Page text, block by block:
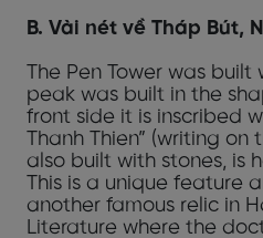
B. Vài nét về Tháp Bút,
The Pen Tower was built
peak was built in the
front side it is inscribed
Thanh Thien” (writing on
also built with stones, is
This is a unique feature
another famous relic in
Literature where the